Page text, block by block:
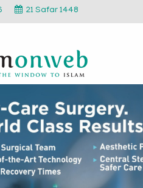
21 Safar 1448